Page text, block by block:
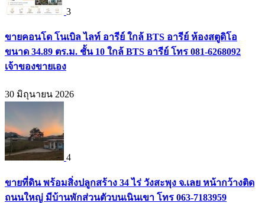
3
ขายคอนโด โนเบิล ไลท์ อารีย์ ใกล้ BTS อารีย์ ห้องสตูดิโอ
ขนาด 34.89 ตร.ม. ชั้น 10 ใกล้ BTS อารีย์ โทร 081-6268092
เจ้าของขายเอง
30 มิถุนายน 2026
4
ขายที่ดิน พร้อมสิ่งปลูกสร้าง 34 ไร่ วังสะพุง จ.เลย หน้ากว้างติด
ถนนใหญ่ มีบ้านพักส่วนตัวบนเนินเขา โทร 063-7183959